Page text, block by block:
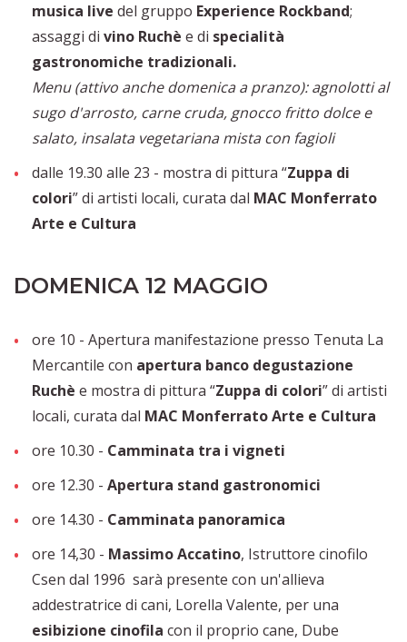
musica live del gruppo Experience Rockband;
assaggi di vino Ruchè e di specialità
gastronomiche tradizionali.
Menu (attivo anche domenica a pranzo): agnolotti al
sugo d'arrosto, carne cruda, gnocco fritto dolce e
salato, insalata vegetariana mista con fagioli
dalle 19.30 alle 23 - mostra di pittura “Zuppa di
colori” di artisti locali, curata dal MAC Monferrato
Arte e Cultura
DOMENICA 12 MAGGIO
ore 10 - Apertura manifestazione presso Tenuta La
Mercantile con apertura banco degustazione
Ruchè e mostra di pittura “Zuppa di colori” di artisti
locali, curata dal MAC Monferrato Arte e Cultura
ore 10.30 - Camminata tra i vigneti
ore 12.30 - Apertura stand gastronomici
ore 14.30 - Camminata panoramica
ore 14,30 - Massimo Accatino, Istruttore cinofilo
Csen dal 1996 sarà presente con un'allieva
addestratrice di cani, Lorella Valente, per una
esibizione cinofila con il proprio cane, Dube